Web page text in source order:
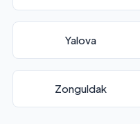
Yalova
Zonguldak